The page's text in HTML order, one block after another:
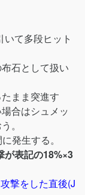
て多段ヒット
石として扱い
まま突進す
合はシュメッ
。
発生する。
が表記の18%×3
撃をした直後(J